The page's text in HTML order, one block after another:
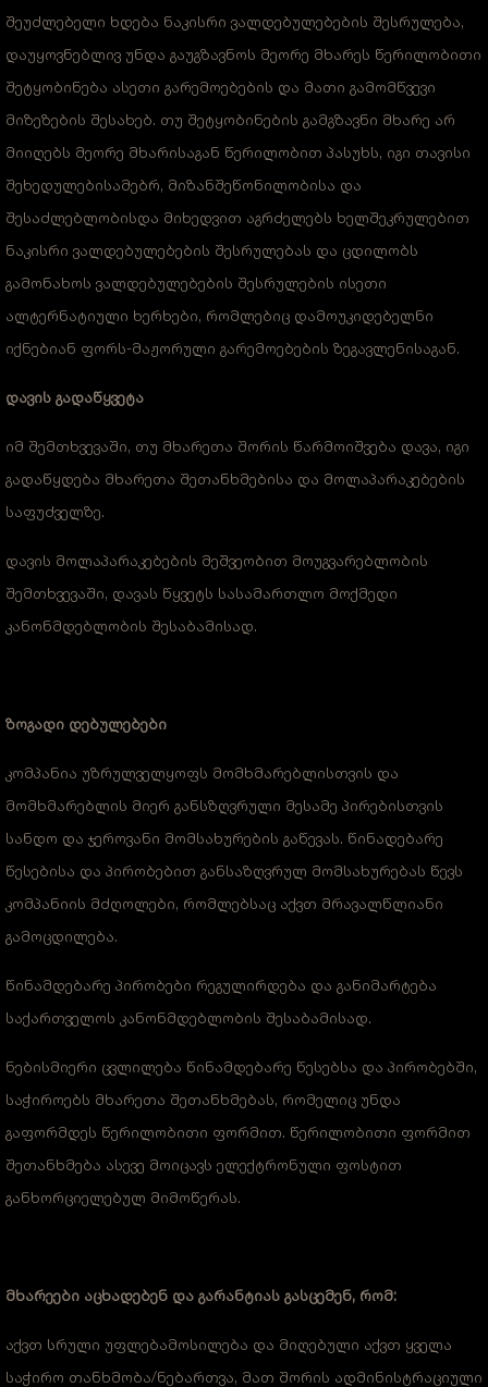
შეუძლებელი ხდება ნაკისრი ვალდებულებების შესრულება,
დაუყოვნებლივ უნდა გაუგზავნოს მეორე მხარეს წერილობითი
შეტყობინება ასეთი გარემოებების და მათი გამომწვევი
მიზეზების შესახებ. თუ შეტყობინების გამგზავნი მხარე არ
მიიღებს მეორე მხარისაგან წერილობით პასუხს, იგი თავისი
შეხედულებისამებრ, მიზანშეწონილობისა და
შესაძლებლობისდა მიხედვით აგრძელებს ხელშეკრულებით
ნაკისრი ვალდებულებების შესრულებას და ცდილობს
გამონახოს ვალდებულებების შესრულების ისეთი
ალტერნატიული ხერხები, რომლებიც დამოუკიდებელნი
იქნებიან ფორს-მაჟორული გარემოებების ზეგავლენისაგან.
დავის გადაწყვეტა
იმ შემთხვევაში, თუ მხარეთა შორის წარმოიშვება დავა, იგი
გადაწყდება მხარეთა შეთანხმებისა და მოლაპარაკებების
საფუძველზე.
დავის მოლაპარაკებების მეშვეობით მოუგვარებლობის
შემთხვევაში, დავას წყვეტს სასამართლო მოქმედი
კანონმდებლობის შესაბამისად.
ზოგადი დებულებები
კომპანია უზრულველყოფს მომხმარებლისთვის და
მომხმარებლის მიერ განსზღვრული მესამე პირებისთვის
სანდო და ჯეროვანი მომსახურების გაწევას. წინადებარე
წესებისა და პირობებით განსაზღვრულ მომსახურებას წევს
კომპანიის მძღოლები, რომლებსაც აქვთ მრავალწლიანი
გამოცდილება.
წინამდებარე პირობები რეგულირდება და განიმარტება
საქართველოს კანონმდებლობის შესაბამისად.
ნებისმიერი ცვლილება წინამდებარე წესებსა და პირობებში,
საჭიროებს მხარეთა შეთანხმებას, რომელიც უნდა
გაფორმდეს წერილობითი ფორმით. წერილობითი ფორმით
შეთანხმება ასევე მოიცავს ელექტრონული ფოსტით
განხორციელებულ მიმოწერას.
მხარეები აცხადებენ და გარანტიას გასცემენ, რომ:
აქვთ სრული უფლებამოსილება და მიღებული აქვთ ყველა
საჭირო თანხმობა/ნებართვა, მათ შორის ადმინისტრაციული